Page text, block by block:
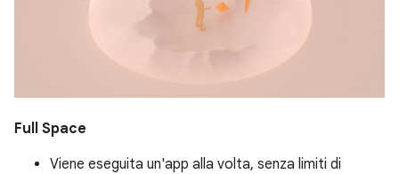
Full Space
Viene eseguita un'app alla volta, senza limiti di